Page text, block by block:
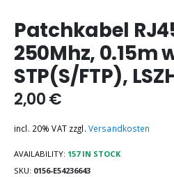
Patchkabel
250Mhz, 0.15m
STP(S/FTP),
2,00€
incl. 20% VAT zzgl. Versandkosten
AVAILABILITY: 157 IN STOCK
SKU: 0156-E54236643